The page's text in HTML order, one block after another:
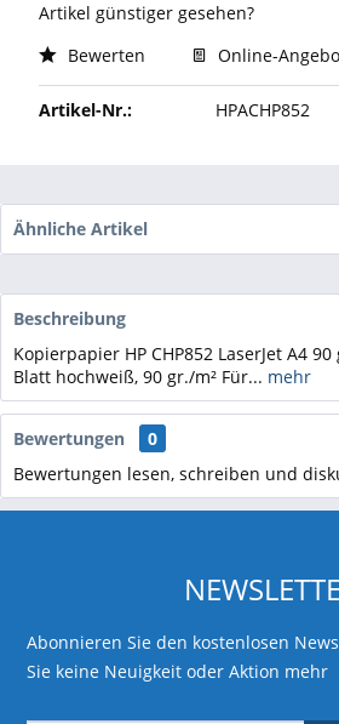
Artikel günstiger gesehen?
Bewerten
Online-
Artikel-Nr.: HPACHP852
Ähnliche Artikel
Beschreibung
Kopierpapier HP CHP852 LaserJet A4
Blatt hochweiß, 90 gr./m² Für... mehr
Bewertungen
0
Bewertungen lesen, schreiben und
Abonnieren Sie den kostenlosen
Sie keine Neuigkeit oder Aktion mehr